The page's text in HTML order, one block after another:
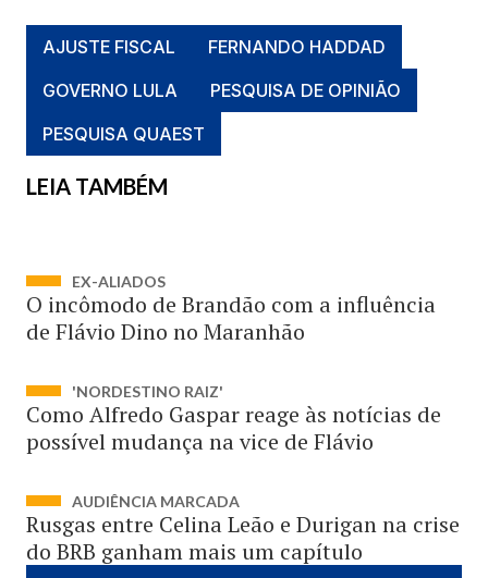
AJUSTE FISCAL
FERNANDO HADDAD
GOVERNO LULA
PESQUISA DE OPINIÃO
PESQUISA QUAEST
LEIA TAMBÉM
EX-ALIADOS
O incômodo de Brandão com a influência
de Flávio Dino no Maranhão
'NORDESTINO RAIZ'
Como Alfredo Gaspar reage às notícias de
possível mudança na vice de Flávio
AUDIÊNCIA MARCADA
Rusgas entre Celina Leão e Durigan na crise
do BRB ganham mais um capítulo